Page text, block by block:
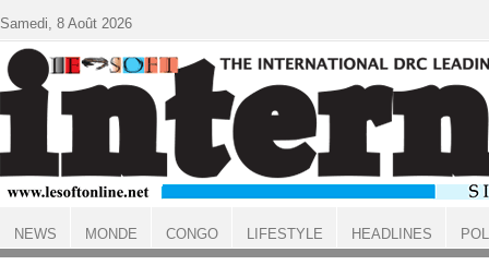
ACCUEIL
Samedi, 8 Août 2026
NEWS MONDE CONGO LIFESTYLE HEADLINES